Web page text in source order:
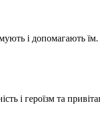
і допомагають їм.
і героїзм та